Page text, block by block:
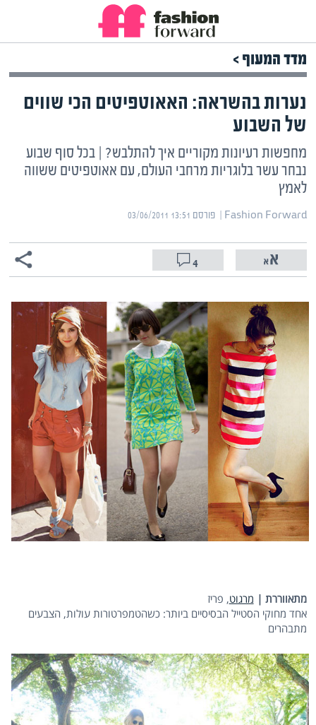
מדד המעוף >
נערות בהשראה: האאוטפיטים הכי שווים
של השבוע
מחפשות רעיונות מקוריים איך להתלבש? | בכל סוף שבוע
נבחר עשר בלוגריות מרחבי העולם, עם אאוטפיטים ששווה
לאמץ
Fashion Forward | ‏ פורסם ‎03/06/2011 13:51
4
מתאווררת | מרגוט, פריז
אחד מחוקי הסטייל הבסיסיים ביותר: כשהטמפרטורות עולות, הצבעים
מתבהרים